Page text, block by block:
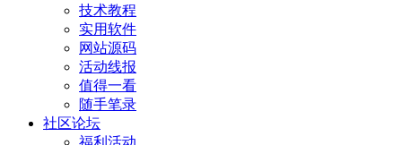
技术教程
实用软件
网站源码
活动线报
值得一看
随手笔录
社区论坛
福利活动